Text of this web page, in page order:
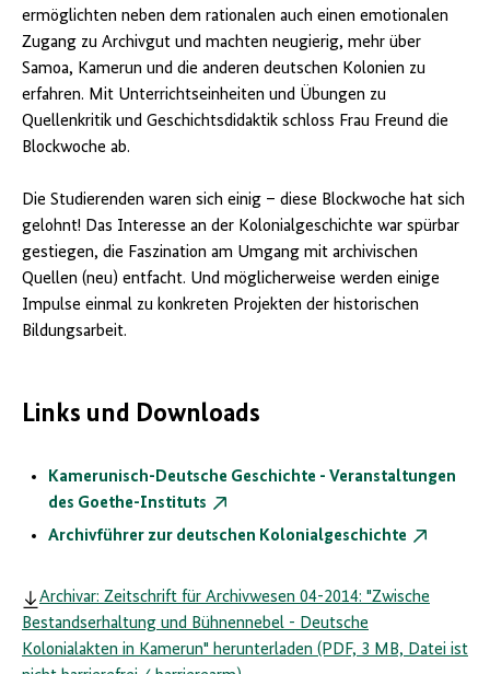
ermöglichten neben dem rationalen auch einen emotionalen
Zugang zu Archivgut und machten neugierig, mehr über
Samoa, Kamerun und die anderen deutschen Kolonien zu
erfahren. Mit Unterrichtseinheiten und Übungen zu
Quellenkritik und Geschichtsdidaktik schloss Frau Freund die
Blockwoche ab.
Die Studierenden waren sich einig – diese Blockwoche hat sich
gelohnt! Das Interesse an der Kolonialgeschichte war spürbar
gestiegen, die Faszination am Umgang mit archivischen
Quellen (neu) entfacht. Und möglicherweise werden einige
Impulse einmal zu konkreten Projekten der historischen
Bildungsarbeit.
Links und Downloads
Kamerunisch-Deutsche Geschichte - Veranstaltungen
des Goethe-Instituts
Archivführer zur deutschen Kolonialgeschichte
Archivar: Zeitschrift für Archivwesen 04-2014: "Zwische
Bestandserhaltung und Bühnennebel - Deutsche
Kolonialakten in Kamerun" herunterladen (PDF, 3 MB, Datei ist